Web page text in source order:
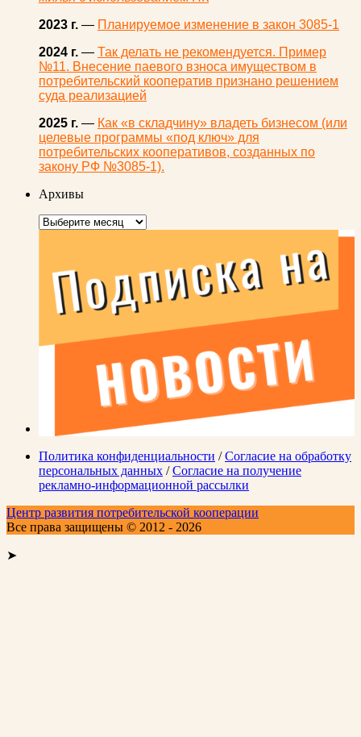
2023 г. — Планируемое изменение в закон 3085-1
2024 г. — Так делать не рекомендуется. Пример
№11. Внесение паевого взноса имуществом в
потребительский кооператив признано решением
суда реализацией
2025 г. — Как «в складчину» владеть бизнесом (или
целевые программы «под ключ» для
потребительских кооперативов, созданных по
закону РФ №3085-1).
Архивы
Архивы
Политика конфиденциальности /Согласие на обработку
персональных данных /Согласие на получение
рекламно-информационной рассылки
Центр развития потребительской кооперации
Все права защищены © 2012 - 2026
➤